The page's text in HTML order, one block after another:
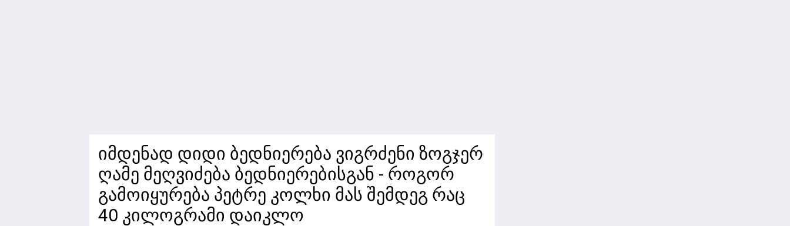
იმდენად დიდი ბედნიერება ვიგრძენი ზოგჯერ
ღამე მეღვიძება ბედნიერებისგან - როგორ
გამოიყურება პეტრე კოლხი მას შემდეგ რაც
40 კილოგრამი დაიკლო